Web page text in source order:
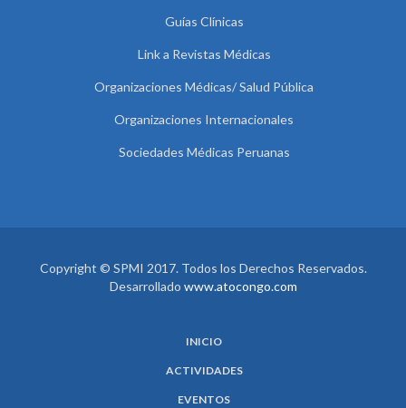
Guías Clínicas
Link a Revistas Médicas
Organizaciones Médicas/ Salud Pública
Organizaciones Internacionales
Sociedades Médicas Peruanas
Copyright © SPMI 2017. Todos los Derechos Reservados.
Desarrollado www.atocongo.com
INICIO
ACTIVIDADES
EVENTOS